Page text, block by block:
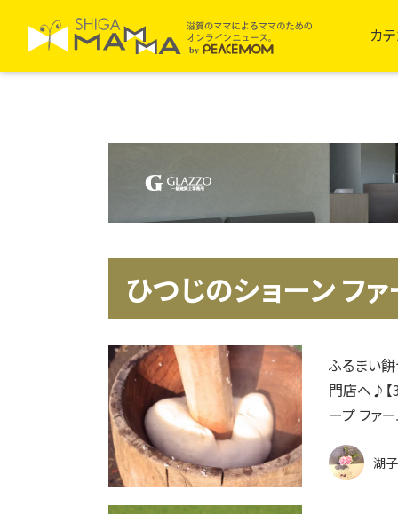
カ
ひつじのショーン フ
ふるまい
門店へ♪【
ープ ファ
湖子